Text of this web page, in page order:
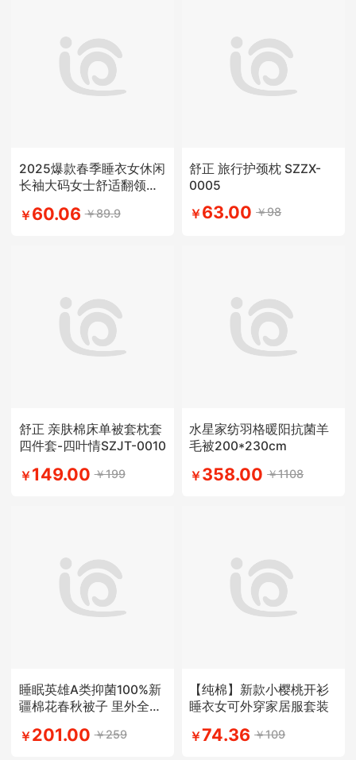
2025爆款春季睡衣女休闲
长袖大码女士舒适翻领学
￥60.06 ￥89.9
舒正 旅行护颈枕 SZZX-
0005
￥63.00 ￥98
舒正 亲肤棉床单被套枕套
四件套-四叶情SZJT-0010
￥149.00 ￥199
水星家纺羽格暖阳抗菌羊
毛被200*230cm
￥358.00 ￥1108
睡眠英雄A类抑菌100%新
疆棉花春秋被子 里外全棉
￥201.00 ￥259
【纯棉】新款小樱桃开衫
睡衣女可外穿家居服套装
￥74.36 ￥109